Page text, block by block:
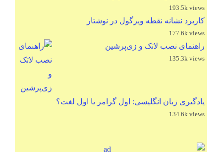
193.5k views
کاربرد نشانه نقطه ویرگول در نوشتار
177.6k views
راهنمای نصب لاتک و زی‌پرشین
135.3k views
یادگیری زبان انگلیسی: اول گرامر یا اول لغت؟
134.6k views